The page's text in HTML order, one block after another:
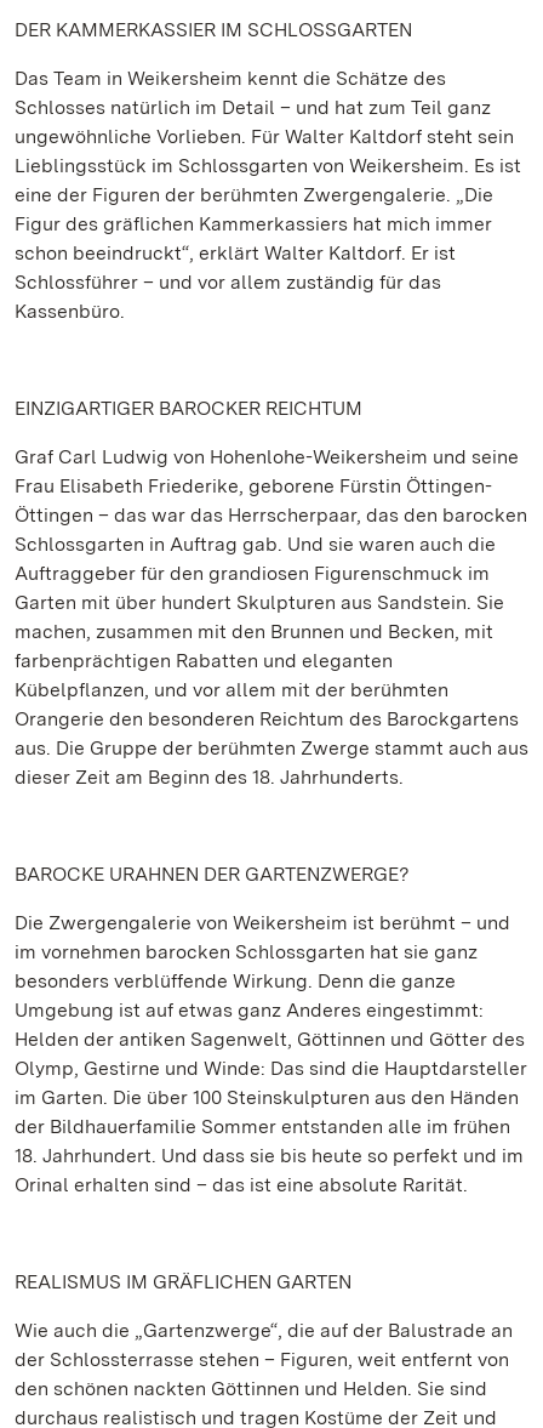
DER KAMMERKASSIER IM SCHLOSSGARTEN
Das Team in Weikersheim kennt die Schätze des
Schlosses natürlich im Detail – und hat zum Teil ganz
ungewöhnliche Vorlieben. Für Walter Kaltdorf steht sein
Lieblingsstück im Schlossgarten von Weikersheim. Es ist
eine der Figuren der berühmten Zwergengalerie. „Die
Figur des gräflichen Kammerkassiers hat mich immer
schon beeindruckt“, erklärt Walter Kaltdorf. Er ist
Schlossführer – und vor allem zuständig für das
Kassenbüro.
EINZIGARTIGER BAROCKER REICHTUM
Graf Carl Ludwig von Hohenlohe-Weikersheim und seine
Frau Elisabeth Friederike, geborene Fürstin Öttingen-
Öttingen – das war das Herrscherpaar, das den barocken
Schlossgarten in Auftrag gab. Und sie waren auch die
Auftraggeber für den grandiosen Figurenschmuck im
Garten mit über hundert Skulpturen aus Sandstein. Sie
machen, zusammen mit den Brunnen und Becken, mit
farbenprächtigen Rabatten und eleganten
Kübelpflanzen, und vor allem mit der berühmten
Orangerie den besonderen Reichtum des Barockgartens
aus. Die Gruppe der berühmten Zwerge stammt auch aus
dieser Zeit am Beginn des 18. Jahrhunderts.
BAROCKE URAHNEN DER GARTENZWERGE?
Die Zwergengalerie von Weikersheim ist berühmt – und
im vornehmen barocken Schlossgarten hat sie ganz
besonders verblüffende Wirkung. Denn die ganze
Umgebung ist auf etwas ganz Anderes eingestimmt:
Helden der antiken Sagenwelt, Göttinnen und Götter des
Olymp, Gestirne und Winde: Das sind die Hauptdarsteller
im Garten. Die über 100 Steinskulpturen aus den Händen
der Bildhauerfamilie Sommer entstanden alle im frühen
18. Jahrhundert. Und dass sie bis heute so perfekt und im
Orinal erhalten sind – das ist eine absolute Rarität.
REALISMUS IM GRÄFLICHEN GARTEN
Wie auch die „Gartenzwerge“, die auf der Balustrade an
der Schlossterrasse stehen – Figuren, weit entfernt von
den schönen nackten Göttinnen und Helden. Sie sind
durchaus realistisch und tragen Kostüme der Zeit und